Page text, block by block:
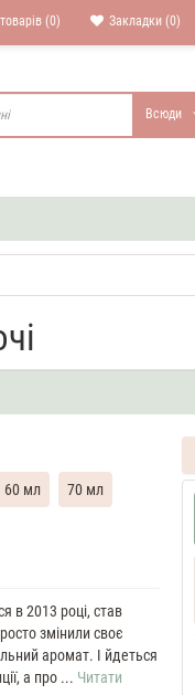
Закладки (0)
(0)
Всюди
60 мл 70 мл
в 2013 році, став
змінили своє
аромат. І йдеться
а про ... Читати